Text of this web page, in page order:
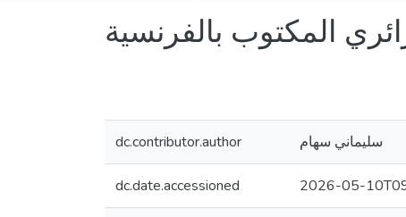
المكتوب بالفرنسية
dc.contributor.author سليماني سهام
dc.date.accessioned 2026-05-